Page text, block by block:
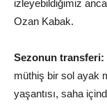
izleyebildiğimiz
Ozan Kabak.
Sezonun transferi:
müthiş bir sol ayak
yaşantısı, saha